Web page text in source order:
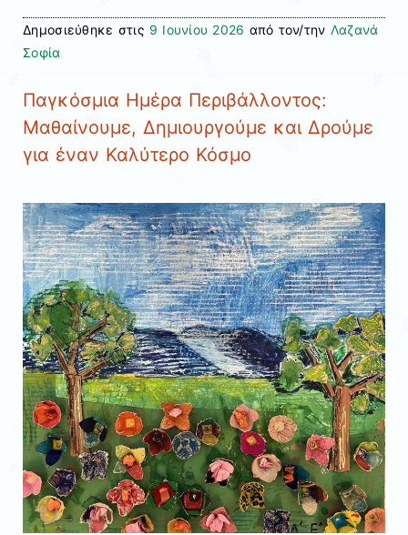
Δημοσιεύθηκε στις 9 Ιουνίου 2026 από τον/την Λαζανά
Σοφία
Παγκόσμια Ημέρα Περιβάλλοντος:
Μαθαίνουμε, Δημιουργούμε και Δρούμε
για έναν Καλύτερο Κόσμο